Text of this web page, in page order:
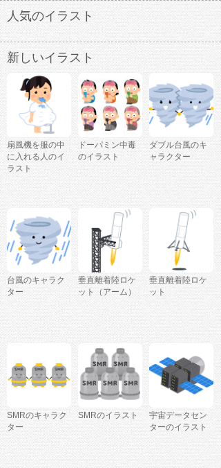
人気のイラスト
新しいイラスト
扇風機を服の中
に入れる人のイ
ラスト
ドーパミン中毒
のイラスト
ダブル台風のキ
ャラクター
台風のキャラク
ター
垂直離着陸ロケ
ット（アーム）
垂直離着陸ロケ
ット
SMRのキャラク
ター
SMRのイラスト
宇宙データセン
ターのイラスト